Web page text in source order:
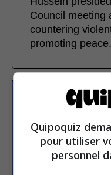
Council meeting
countering
promoting peace.
Subscribe
newsletter
Email
Quipoquiz
pour utiliser
personnel